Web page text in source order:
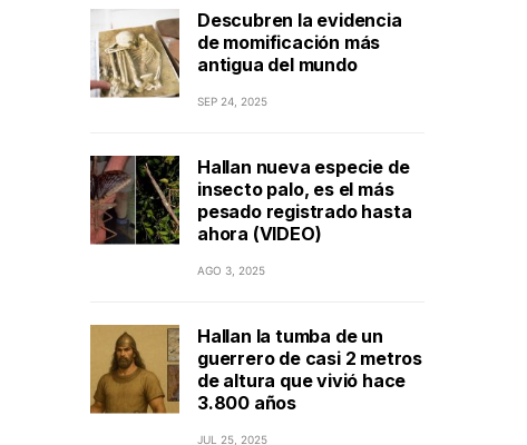
Descubren la evidencia
de momificación más
antigua del mundo
SEP 24, 2025
Hallan nueva especie de
insecto palo, es el más
pesado registrado hasta
ahora (VIDEO)
AGO 3, 2025
Hallan la tumba de un
guerrero de casi 2 metros
de altura que vivió hace
3.800 años
JUL 25, 2025